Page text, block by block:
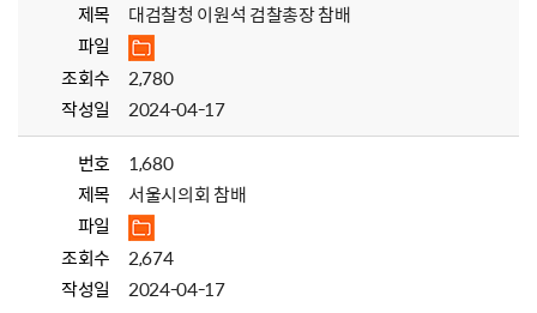
제목
대검찰청 이원석 검찰총장 참배
파일
조회수
2,780
작성일
2024-04-17
번호
1,680
제목
서울시의회 참배
파일
조회수
2,674
작성일
2024-04-17